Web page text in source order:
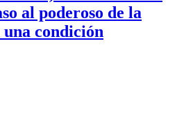
al poderoso de la
condición